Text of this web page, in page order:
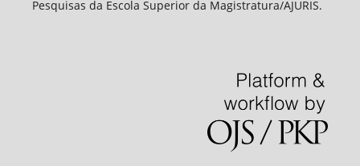
Pesquisas da Escola Superior da Magistratura/AJURIS.